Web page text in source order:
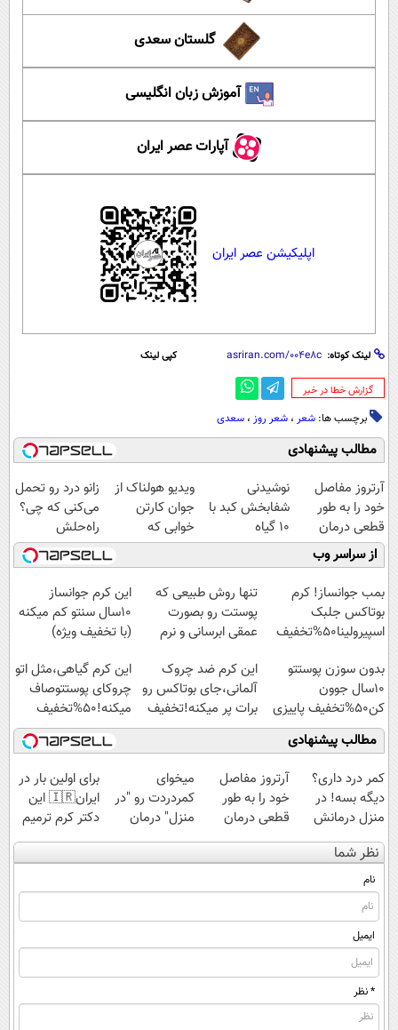
گلستان سعدی
آموزش زبان انگلیسی
آپارات عصر ایران
اپلیکیشن عصر ایران
لینک کوتاه: کپی لینک
‌گزارش خطا در خبر
برچسب ها: شعر ، شعر روز ، سعدی
مطالب پیشنهادی
آرتروز مفاصل
خود را به طور
قطعی درمان
کنید!
◗پرسش‌نامه◖
نوشیدنی
شفابخش کبد با
10 گیاه
موثر(تخفیف تا
امشب)
ویدیو هولناک از
جوان کارتن
خوابی که
میلیاردر شد.
آموزش رایگان
زانو درد رو تحمل
می‌کنی که چی؟
راه‌حلش
همین‌جاست!
از سراسر وب
بمب جوانساز! کرم
بوتاکس جلبک
اسپیرولینا50%تخفیف
تنها روش طبیعی که
پوستت رو بصورت
عمقی ابرسانی و نرم
این کرم جوانساز
10سال سنتو کم میکنه
(با تخفیف ویژه)
بدون سوزن پوستتو
10سال جوون
کن50%تخفیف پاییزی
این کرم ضد چروک
آلمانی،جای بوتاکس رو
برات پر میکنه!تخفیف
تا امشب
این کرم گیاهی،مثل اتو
چروکای پوستتوصاف
میکنه!50%تخفیف
مطالب پیشنهادی
کمر درد داری؟
دیگه بسه! در
منزل درمانش
کن
(◀پرسش‌نامه)
آرتروز مفاصل
خود را به طور
قطعی درمان
کنید!
◗پرسش‌نامه◖
میخوای
کمردردت رو "در
منزل" درمان
کنی؟ (◂فیلم +
◂پرسش‌نامه)
برای اولین بار در
ایران🇮🇷 این
دکتر کرم ترمیم
کننده 23 روزه
ساخت!
نظر شما
نام
ایمیل
* نظر